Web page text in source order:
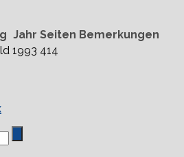
Jahr Seiten Bemerkungen
1993 414